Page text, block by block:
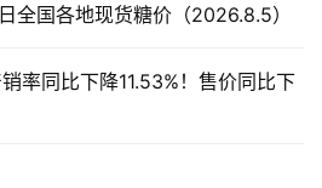
全国各地现货糖价（2026.8.5）
率同比下降11.53%！售价同比下